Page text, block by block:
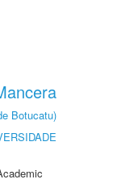
Botucatu)